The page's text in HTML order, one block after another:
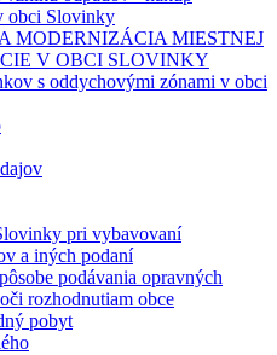
obci Slovinky
MODERNIZÁCIA MIESTNEJ
V OBCI SLOVINKY
s oddychovými zónami v obci
pri vybavovaní
a iných podaní
podávania opravných
rozhodnutiam obce
pobyt